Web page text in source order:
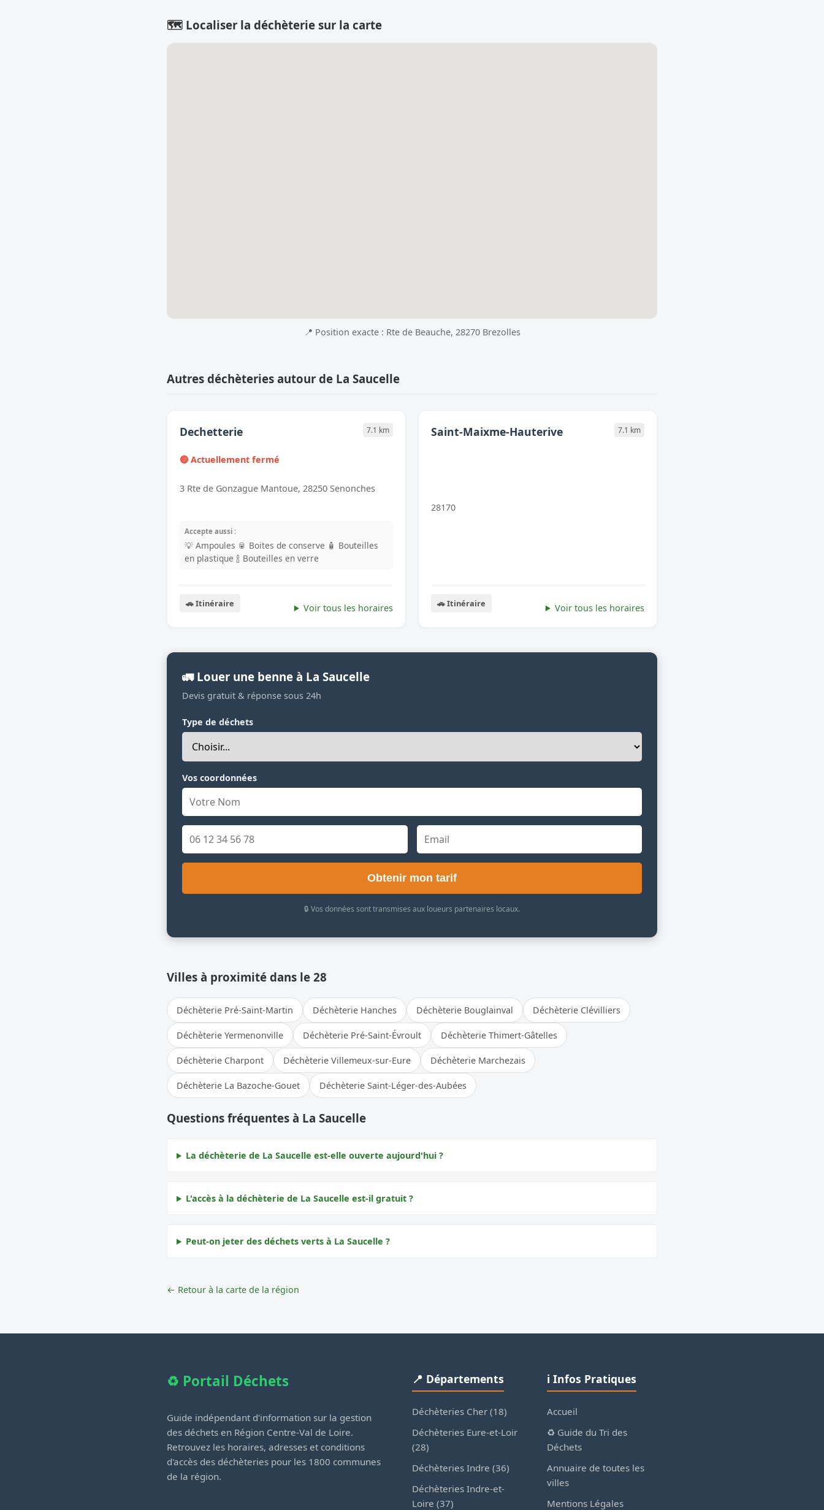
🗺️ Localiser la déchèterie sur la carte
📍 Position exacte : Rte de Beauche, 28270 Brezolles
Autres déchèteries autour de La Saucelle
Dechetterie 7.1 km
🔴 Actuellement fermé
3 Rte de Gonzague Mantoue, 28250 Senonches
Accepte aussi :
💡 Ampoules 🥫 Boites de conserve 🧴 Bouteilles
en plastique 🍾 Bouteilles en verre
🚗 Itinéraire Voir tous les horaires
Saint-Maixme-Hauterive 7.1 km
28170
🚗 Itinéraire Voir tous les horaires
🚛 Louer une benne à La Saucelle
Devis gratuit & réponse sous 24h
Type de déchets
Vos coordonnées
Obtenir mon tarif
🔒 Vos données sont transmises aux loueurs partenaires locaux.
Villes à proximité dans le 28
Déchèterie Pré-Saint-Martin Déchèterie Hanches Déchèterie Bouglainval Déchèterie Clévilliers
Déchèterie Yermenonville Déchèterie Pré-Saint-Évroult Déchèterie Thimert-Gâtelles
Déchèterie Charpont Déchèterie Villemeux-sur-Eure Déchèterie Marchezais
Déchèterie La Bazoche-Gouet Déchèterie Saint-Léger-des-Aubées
Questions fréquentes à La Saucelle
La déchèterie de La Saucelle est-elle ouverte aujourd'hui ?
L'accès à la déchèterie de La Saucelle est-il gratuit ?
Peut-on jeter des déchets verts à La Saucelle ?
← Retour à la carte de la région
♻️ Portail Déchets
Guide indépendant d'information sur la gestion
des déchets en Région Centre-Val de Loire.
Retrouvez les horaires, adresses et conditions
d'accès des déchèteries pour les 1800 communes
de la région.
📍 Départements
Déchèteries Cher (18)
Déchèteries Eure-et-Loir
(28)
Déchèteries Indre (36)
Déchèteries Indre-et-
Loire (37)
ℹ️ Infos Pratiques
Accueil
♻️ Guide du Tri des
Déchets
Annuaire de toutes les
villes
Mentions Légales